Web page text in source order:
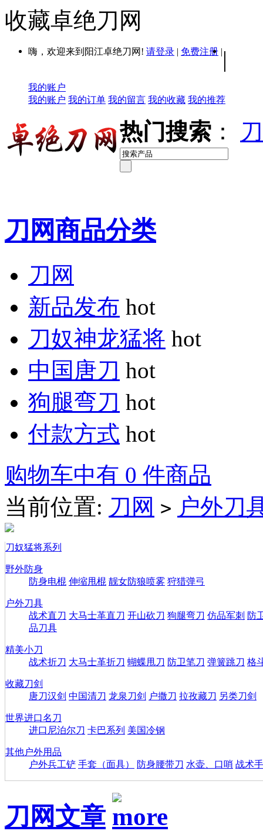
收藏卓绝刀网
嗨，欢迎来到阳江卓绝刀网! 请登录 | 免费注册 | |
我的账户
我的账户 我的订单 我的留言 我的收藏 我的推荐
热门搜索 ：
刀网商品分类
刀网
新品发布 hot
刀奴神龙猛将 hot
中国唐刀 hot
狗腿弯刀 hot
付款方式 hot
购物车中有 0 件商品
当前位置: 刀网 > 户外刀
刀奴猛将系列
野外防身
防身电棍 伸缩甩棍 靓女防狼喷雾 狩猎弹弓
户外刀具
战术直刀 大马士革直刀 开山砍刀 狗腿弯刀 仿品军刺 防
品刀具
精美小刀
战术折刀 大马士革折刀 蝴蝶甩刀 防卫笔刀 弹簧跳刀 格
收藏刀剑
唐刀汉剑 中国清刀 龙泉刀剑 户撒刀 拉孜藏刀 另类刀剑
世界进口名刀
进口尼泊尔刀 卡巴系列 美国冷钢
其他户外用品
户外兵工铲 手套（面具） 防身腰带刀 水壶、口哨 战术
刀网文章